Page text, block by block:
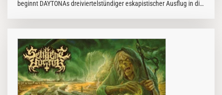
beginnt DAYTONAs dreiviertelstündiger eskapistischer Ausflug in die